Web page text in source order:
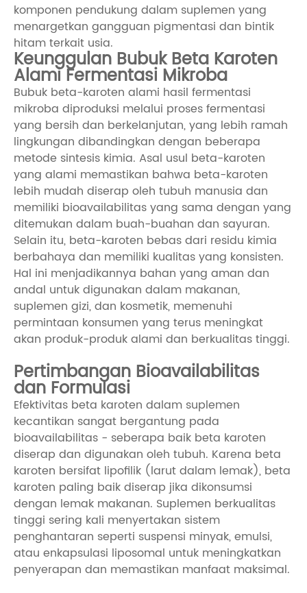
komponen pendukung dalam suplemen yang
menargetkan gangguan pigmentasi dan bintik
hitam terkait usia.
Keunggulan Bubuk Beta Karoten
Alami Fermentasi Mikroba
Bubuk beta-karoten alami hasil fermentasi
mikroba diproduksi melalui proses fermentasi
yang bersih dan berkelanjutan, yang lebih ramah
lingkungan dibandingkan dengan beberapa
metode sintesis kimia. Asal usul beta-karoten
yang alami memastikan bahwa beta-karoten
lebih mudah diserap oleh tubuh manusia dan
memiliki bioavailabilitas yang sama dengan yang
ditemukan dalam buah-buahan dan sayuran.
Selain itu, beta-karoten bebas dari residu kimia
berbahaya dan memiliki kualitas yang konsisten.
Hal ini menjadikannya bahan yang aman dan
andal untuk digunakan dalam makanan,
suplemen gizi, dan kosmetik, memenuhi
permintaan konsumen yang terus meningkat
akan produk-produk alami dan berkualitas tinggi.
Pertimbangan Bioavailabilitas
dan Formulasi
Efektivitas beta karoten dalam suplemen
kecantikan sangat bergantung pada
bioavailabilitas - seberapa baik beta karoten
diserap dan digunakan oleh tubuh. Karena beta
karoten bersifat lipofilik (larut dalam lemak), beta
karoten paling baik diserap jika dikonsumsi
dengan lemak makanan. Suplemen berkualitas
tinggi sering kali menyertakan sistem
penghantaran seperti suspensi minyak, emulsi,
atau enkapsulasi liposomal untuk meningkatkan
penyerapan dan memastikan manfaat maksimal.